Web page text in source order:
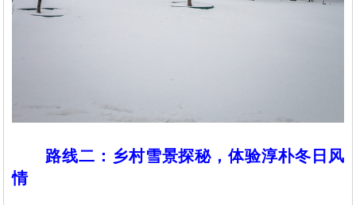
路线二：乡村雪景探秘，体验淳朴冬日风
情